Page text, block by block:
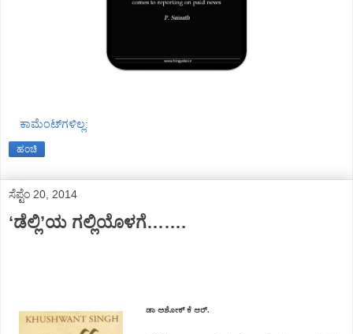
ಕಾಮೆಂಟ್‌ಗಳಿಲ್ಲ:
ಹಂಚಿ
ಸೆಪ್ಟೆಂ 20, 2014
‘ಡೆಲ್ಲಿ’ಯ ಗಲ್ಲಿಯೊಳಗೆ…….
ಡಾ ಅಶೋಕ್ ಕೆ ಆರ್.